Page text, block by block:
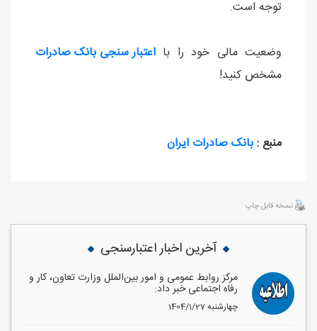
توجه است.
وضعیت مالی خود را با اعتبار سنجی بانک صادرات
مشخص کنید!
منبع :بانک صادرات ایران
نسخه قابل چاپ
آخرین اخبار اعتبارسنجی
مرکز روابط عمومی و امور بین‌الملل وزارت تعاون، کار و
رفاه اجتماعی خبر داد:
1404/1/27 چهارشنبه